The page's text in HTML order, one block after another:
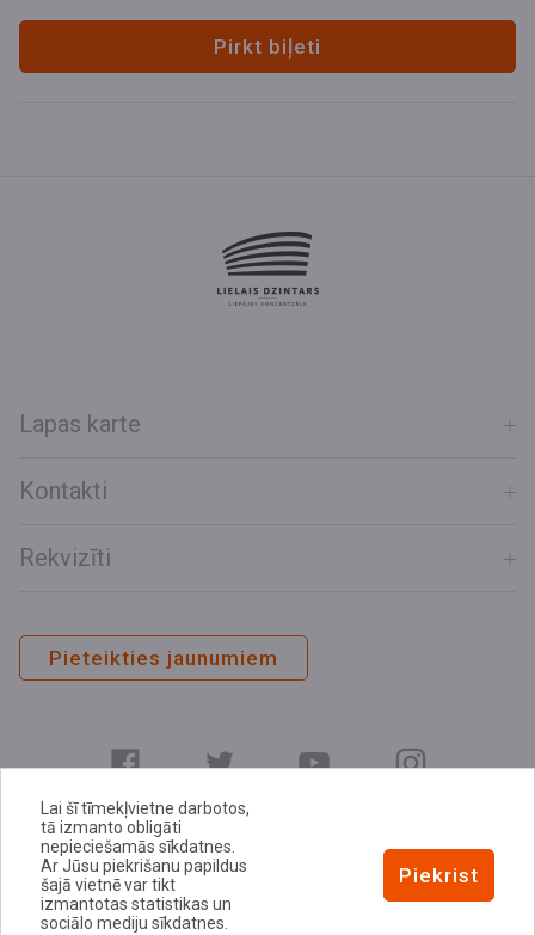
Pirkt biļeti
Lapas karte
Kontakti
Rekvizīti
Pieteikties jaunumiem
E-adrese
Privātuma politika
Lai šī tīmekļvietne darbotos,
tā izmanto obligāti
nepieciešamās sīkdatnes.
Ar Jūsu piekrišanu papildus
šajā vietnē var tikt
izmantotas statistikas un
sociālo mediju sīkdatnes.
Piekrist